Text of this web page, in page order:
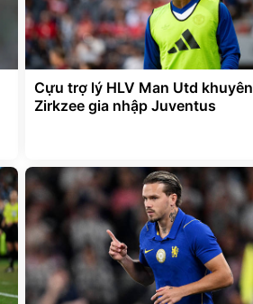
Cựu trợ lý HLV Man Utd khuyên
Zirkzee gia nhập Juventus